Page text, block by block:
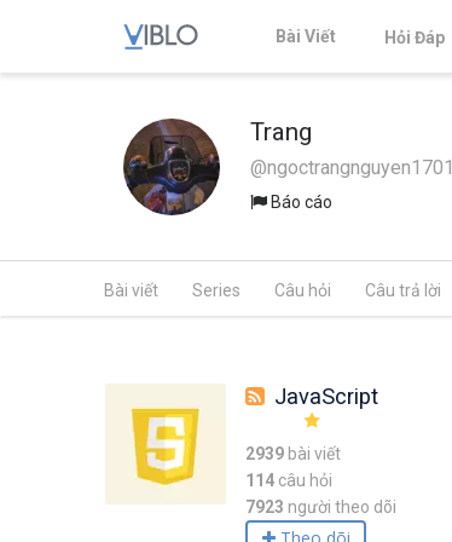
Bài Viết Hỏi Đáp
Trang
@ngoctrangnguyen1701
Báo cáo
Bài viết Series Câu hỏi Câu trả lời
JavaScript
2939 bài viết
114 câu hỏi
7923 người theo dõi